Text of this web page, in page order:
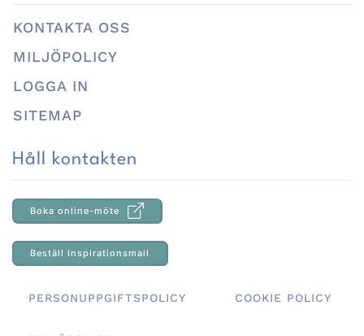
KONTAKTA OSS
MILJÖPOLICY
LOGGA IN
SITEMAP
Håll kontakten
Boka online-möte
Beställ Inspirationsmail
PERSONUPPGIFTSPOLICY COOKIE POLICY